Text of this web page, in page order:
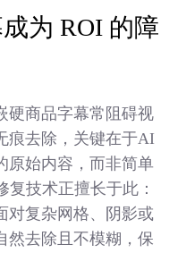
为 ROI 的障
硬商品字幕常阻碍视
痕去除，关键在于AI
原始内容，而非简单
技术正擅长于此：
对复杂网格、阴影或
然去除且不模糊，保